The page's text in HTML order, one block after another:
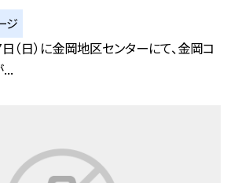
ジ
日（日）に金岡地区センターにて、金岡コ
...